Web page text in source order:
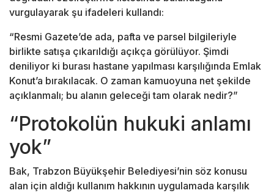
vurgulayarak şu ifadeleri kullandı:
“Resmi Gazete’de ada, pafta ve parsel bilgileriyle
birlikte satışa çıkarıldığı açıkça görülüyor. Şimdi
deniliyor ki burası hastane yapılması karşılığında Emlak
Konut’a bırakılacak. O zaman kamuoyuna net şekilde
açıklanmalı; bu alanın geleceği tam olarak nedir?”
“Protokolün hukuki anlamı
yok”
Bak, Trabzon Büyükşehir Belediyesi’nin söz konusu
alan için aldığı kullanım hakkının uygulamada karşılık